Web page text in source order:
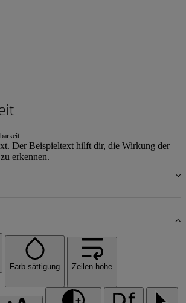
Der Beispieltext hilft dir, die Wirkung der
erkennen.
Farb-sättigung Zeilen-höhe